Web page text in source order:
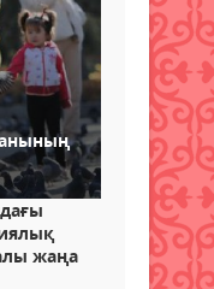
жаңа